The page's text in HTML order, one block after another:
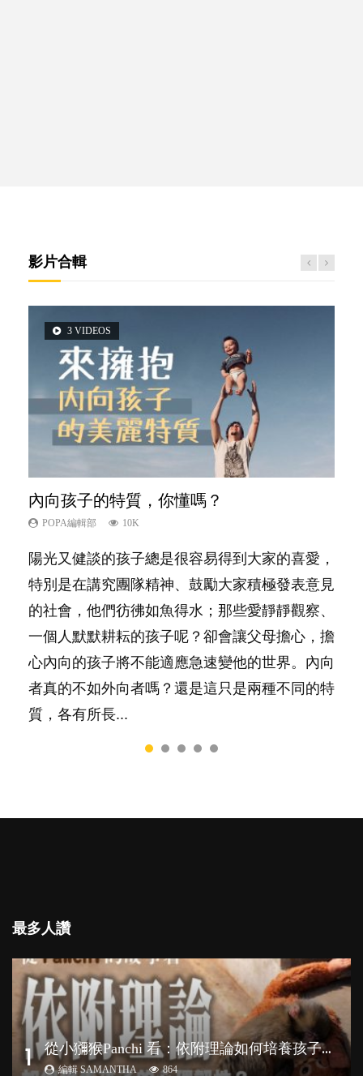
影片合輯
3 VIDEOS
內向孩子的特質，你懂嗎？
POPA編輯部 10K
陽光又健談的孩子總是很容易得到大家的喜愛，
特別是在講究團隊精神、鼓勵大家積極發表意見
的社會，他們彷彿如魚得水；那些愛靜靜觀察、
一個人默默耕耘的孩子呢？卻會讓父母擔心，擔
心內向的孩子將不能適應急速變他的世界。內向
者真的不如外向者嗎？還是這只是兩種不同的特
質，各有所長...
5 VIDEOS
夫妻必看！經營婚姻，沒捷徑
POPA編輯部 22.9K
你是不是也曾經以為只要跟相愛的人結婚，就自
然能走到白頭，但生了孩子卻發現事情不如你所
料？ 經營婚姻，不如我們想像的簡單，卻也不
是大家說得那麼難。一起來認識婚姻的真相！...
14 VIDEOS
新手父母不用怕
POPA編輯部 16.3K
相信許多人初為人父母，由懷孕開始到孩子呱呱
落地，心中都有數之不盡的問題～這裡一次過集
合我們以往製作過的相關短片。 這段路讓我們
跟你同行～...
2 VIDEOS
想孩子學好外語，點做好？
POPA編輯部 9.9K
有人話學多種語言越早開始越好，有人卻說一時
間太多語言，會令孩子感到混淆，到底誰是誰
非？聽聽專家怎樣說，解開語言學習的迷思～...
6 VIDEOS
孩子能力天注定？
POPA編輯部 7.9K
很多父母都希望孩子係個「叻仔叻女」，學業別
太差，日常自理井井有條。這樣的孩子是萬中無
一，還是魚與熊掌，不能兼得？...
最多人讚
1 從
小獼猴Panchi 看：依附理論如何培養孩子心理韌性？
編輯 SAMANTHA 864